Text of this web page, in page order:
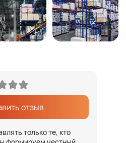
отзыв
только те, кто